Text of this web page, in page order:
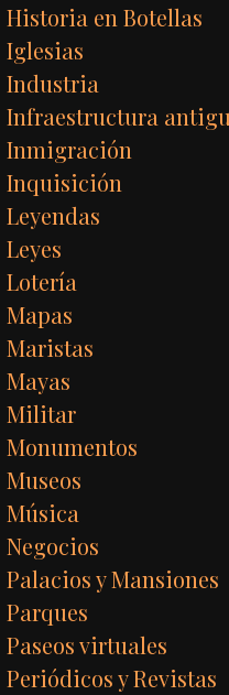
Historia en Botellas
Iglesias
Industria
Infraestructura
Inmigración
Inquisición
Leyendas
Leyes
Lotería
Mapas
Maristas
Mayas
Militar
Monumentos
Museos
Música
Negocios
Palacios y Mansiones
Parques
Paseos virtuales
Periódicos y Revistas